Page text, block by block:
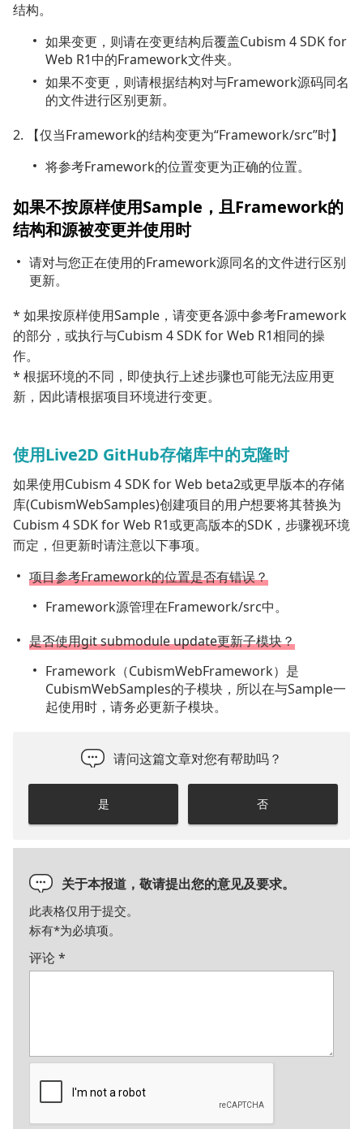
结构。
如果变更，则请在变更结构后覆盖Cubism 4 SDK for
Web R1中的Framework文件夹。
如果不变更，则请根据结构对与Framework源码同名
的文件进行区别更新。
2. 【仅当Framework的结构变更为“Framework/src”时】
将参考Framework的位置变更为正确的位置。
如果不按原样使用Sample，且Framework的
结构和源被变更并使用时
请对与您正在使用的Framework源同名的文件进行区别
更新。
* 如果按原样使用Sample，请变更各源中参考Framework
的部分，或执行与Cubism 4 SDK for Web R1相同的操
作。
* 根据环境的不同，即使执行上述步骤也可能无法应用更
新，因此请根据项目环境进行变更。
使用Live2D GitHub存储库中的克隆时
如果使用Cubism 4 SDK for Web beta2或更早版本的存储
库(CubismWebSamples)创建项目的用户想要将其替换为
Cubism 4 SDK for Web R1或更高版本的SDK，步骤视环境
而定，但更新时请注意以下事项。
项目参考Framework的位置是否有错误？
Framework源管理在Framework/src中。
是否使用git submodule update更新子模块？
Framework（CubismWebFramework）是
CubismWebSamples的子模块，所以在与Sample一
起使用时，请务必更新子模块。
请问这篇文章对您有帮助吗？
是 否
关于本报道，敬请提出您的意见及要求。
此表格仅用于提交。
标有*为必填项。
评论*